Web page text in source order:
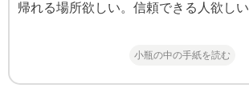
帰れる場所欲しい。信頼できる人欲しい
小瓶の中の手紙を読む